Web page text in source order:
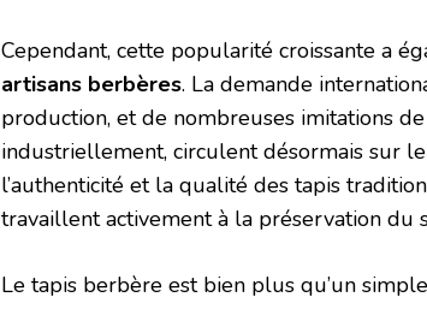
Cependant, cette popularité croissante a
artisans berbères. La demande
production, et de nombreuses imitations
industriellement, circulent désormais sur
l’authenticité et la qualité des tapis
travaillent activement à la préservation du
Le tapis berbère est bien plus qu’un